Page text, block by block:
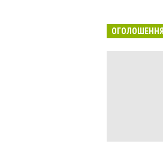
ОГОЛОШЕННЯ